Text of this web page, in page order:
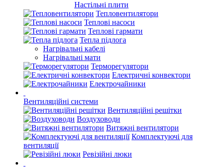
Настільні плити
Тепловентилятори
Теплові насоси
Теплові гармати
Тепла підлога
Нагрівальні кабелі
Нагрівальні мати
Терморегулятори
Електричні конвектори
Електрочайники
Вентиляційні системи
Вентиляційні решітки
Воздуховоди
Витяжні вентилятори
Комплектуючі для
вентиляції
Ревізійні люки